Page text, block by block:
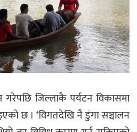
जिल्लाकै पर्यटन विकासमा
छ । ‘विगतदेखि नै डुंगा सञ्चालन